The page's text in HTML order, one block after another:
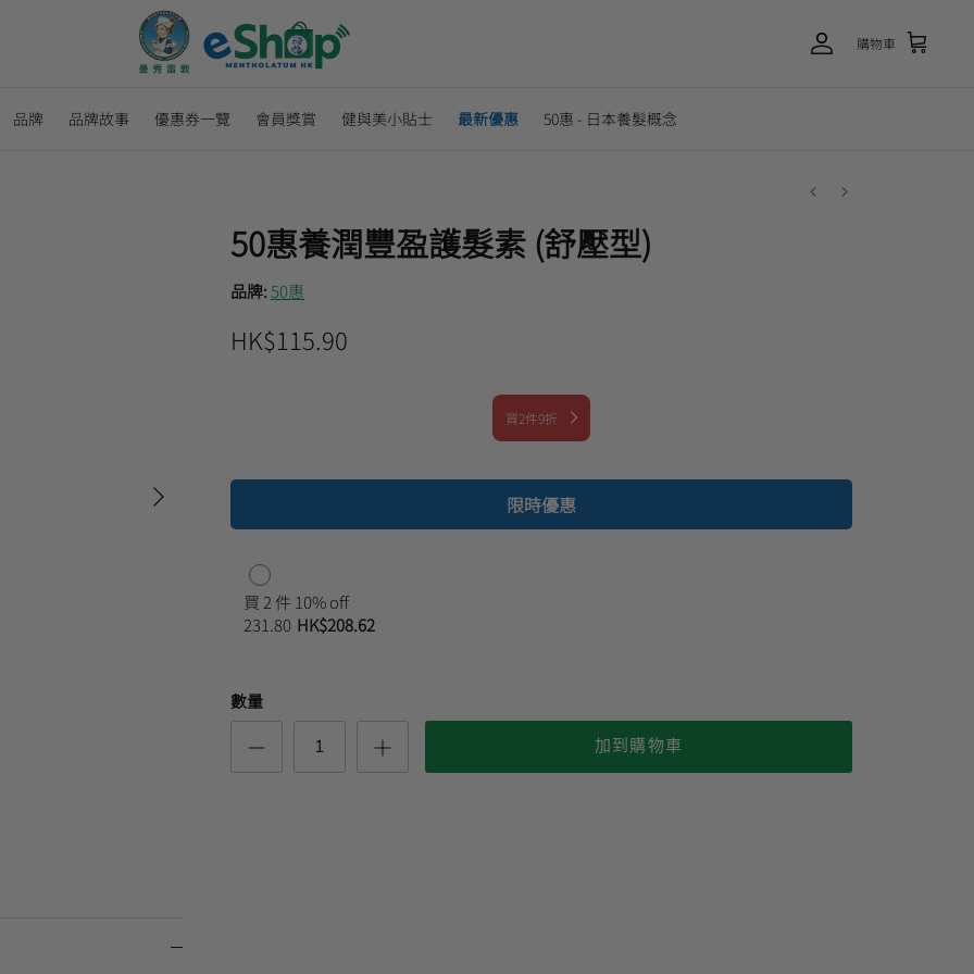
購物車
品牌 品牌故事 優惠券一覽 會員獎賞 健與美小貼士 最新優惠 50惠 - 日本養髮概念
50惠養潤豐盈護髮素 (舒壓型)
品牌:50惠
HK$115.90
買2件9折
限時優惠
買 2 件 10% off
231.80 HK$208.62
數量
加到購物車